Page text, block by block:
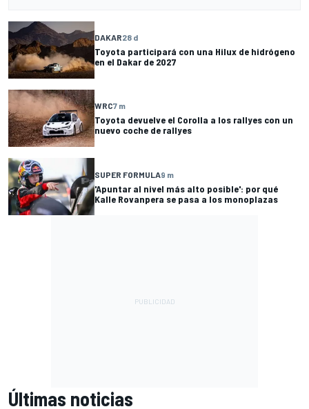
DAKAR28 d
Toyota participará con una Hilux de hidrógeno
en el Dakar de 2027
WRC7 m
Toyota devuelve el Corolla a los rallyes con un
nuevo coche de rallyes
SUPER FORMULA9 m
'Apuntar al nivel más alto posible': por qué
Kalle Rovanpera se pasa a los monoplazas
Últimas noticias